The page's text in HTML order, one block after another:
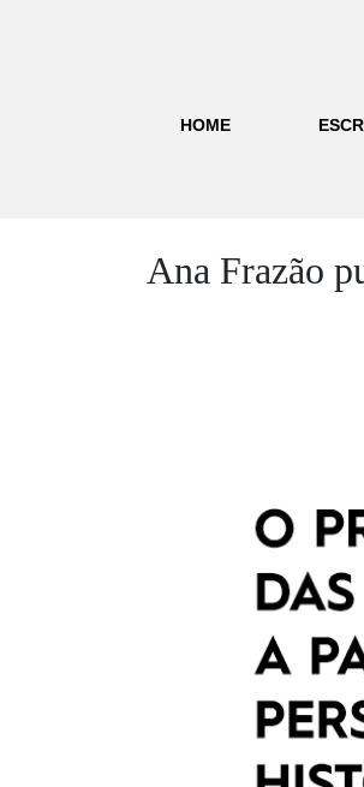
HOME
Ana Frazão